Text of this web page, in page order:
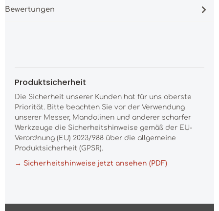
Bewertungen
Produktsicherheit
Die Sicherheit unserer Kunden hat für uns oberste
Priorität. Bitte beachten Sie vor der Verwendung
unserer Messer, Mandolinen und anderer scharfer
Werkzeuge die Sicherheitshinweise gemäß der EU-
Verordnung (EU) 2023/988 über die allgemeine
Produktsicherheit (GPSR).
→ Sicherheitshinweise jetzt ansehen (PDF)